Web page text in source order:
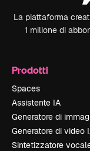
La piattaforma
1 milione di
Prodotti
Spaces
Assistente IA
Generatore di
Generatore di video
Sintetizzatore